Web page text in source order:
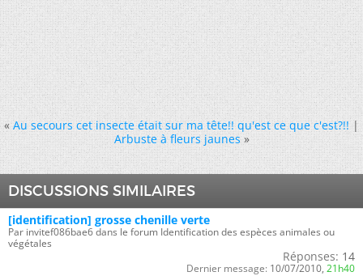
« Au secours cet insecte était sur ma tête!! qu'est ce que c'est?!!|
Arbuste à fleurs jaunes »
DISCUSSIONS SIMILAIRES
[identification] grosse chenille verte
Par invitef086bae6 dans le forum Identification des espèces animales ou
végétales
Réponses: 14
Dernier message: 10/07/2010, 21h40